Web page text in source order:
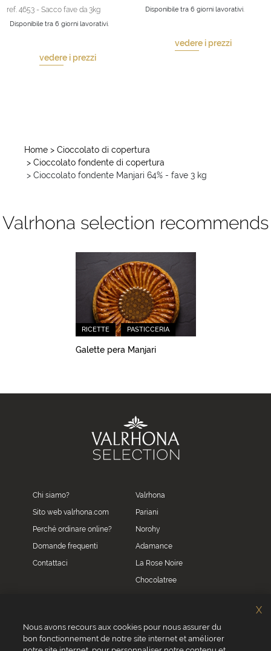
ref. 4653 - Sacco fave da 3kg
Disponibile tra 6 giorni lavorativi.
vedere i prezzi
Disponibile tra 6 giorni lavorativi.
vedere i prezzi
Home > Cioccolato di copertura
> Cioccolato fondente di copertura
> Cioccolato fondente Manjari 64% - fave 3 kg
Valrhona selection recommends
RICETTE PASTICCERIA
Galette pera Manjari
Chi siamo?
Sito web valrhona.com
Perché ordinare online?
Domande frequenti
Contattaci
Valrhona
Pariani
Norohy
Adamance
La Rose Noire
Chocolatree
Servizio clienti
Nous avons recours aux cookies pour nous assurer du
bon fonctionnement de notre site internet et améliorer
X